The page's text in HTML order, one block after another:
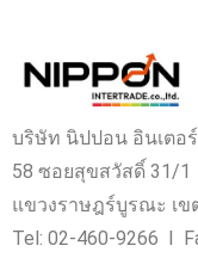
บริษัท นิปปอน อินเตอ
58 ซอยสุขสวัสดิ์ 31/
แขวงราษฎร์บูรณะ เข
Tel: 02-460-9266 I